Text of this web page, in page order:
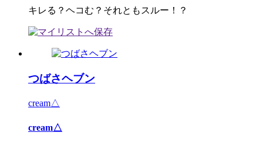
キレる？ヘコむ？それともスルー！？
つばさヘブン
cream△
cream△